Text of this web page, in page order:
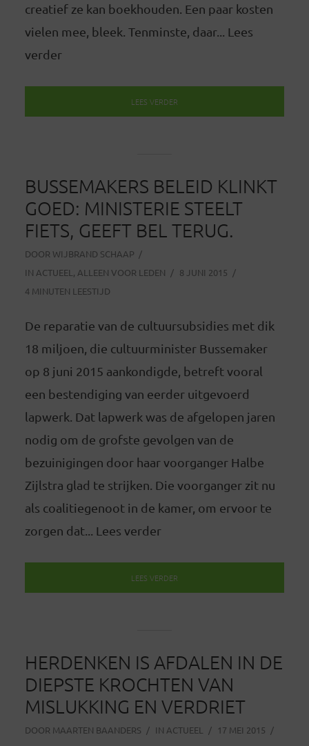
creatief ze kan boekhouden. Een paar kosten
vielen mee, bleek. Tenminste, daar... Lees
verder
LEES VERDER
BUSSEMAKERS BELEID KLINKT
GOED: MINISTERIE STEELT
FIETS, GEEFT BEL TERUG.
DOOR WIJBRAND SCHAAP
IN ACTUEEL , ALLEEN VOOR LEDEN
8 JUNI 2015
4 MINUTEN LEESTIJD
De reparatie van de cultuursubsidies met dik
18 miljoen, die cultuurminister Bussemaker
op 8 juni 2015 aankondigde, betreft vooral
een bestendiging van eerder uitgevoerd
lapwerk. Dat lapwerk was de afgelopen jaren
nodig om de grofste gevolgen van de
bezuinigingen door haar voorganger Halbe
Zijlstra glad te strijken. Die voorganger zit nu
als coalitiegenoot in de kamer, om ervoor te
zorgen dat... Lees verder
LEES VERDER
HERDENKEN IS AFDALEN IN DE
DIEPSTE KROCHTEN VAN
MISLUKKING EN VERDRIET
DOOR MAARTEN BAANDERS IN ACTUEEL
17 MEI 2015